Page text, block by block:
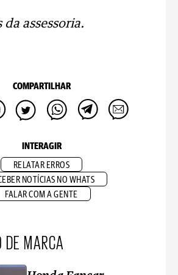
assessoria.
COMPARTILHAR
INTERAGIR
RELATAR ERROS
NOTÍCIAS NO WHATS
FALAR COM A GENTE
DE MARCA